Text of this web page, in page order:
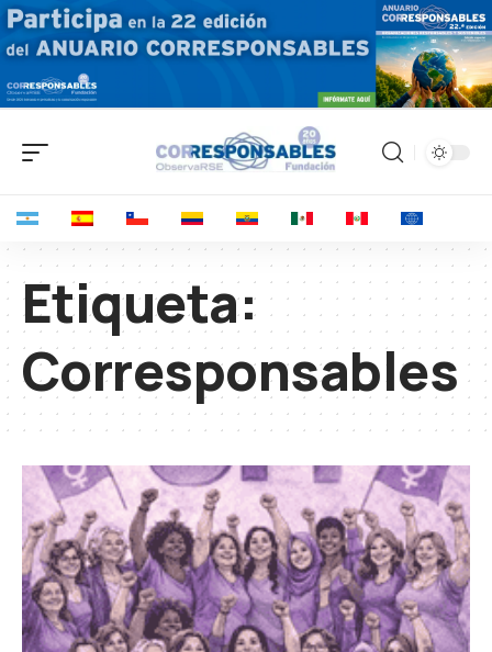
Etiqueta:
Corresponsables